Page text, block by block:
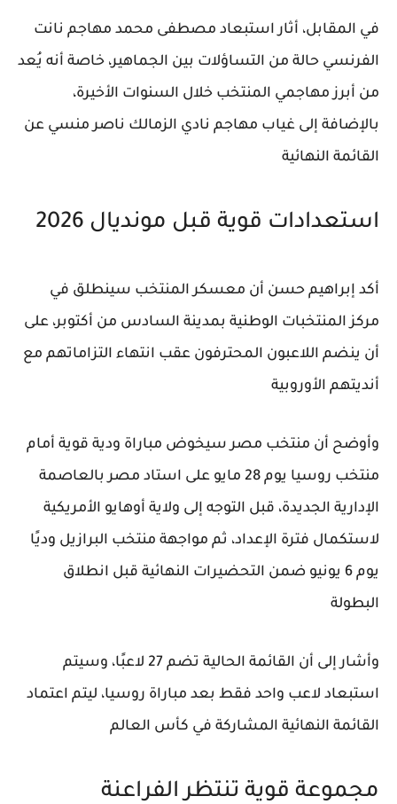
في المقابل، أثار استبعاد مصطفى محمد مهاجم نانت
الفرنسي حالة من التساؤلات بين الجماهير، خاصة أنه يُعد
من أبرز مهاجمي المنتخب خلال السنوات الأخيرة،
بالإضافة إلى غياب مهاجم نادي الزمالك ناصر منسي عن
القائمة النهائية
استعدادات قوية قبل مونديال 2026
أكد إبراهيم حسن أن معسكر المنتخب سينطلق في
مركز المنتخبات الوطنية بمدينة السادس من أكتوبر، على
أن ينضم اللاعبون المحترفون عقب انتهاء التزاماتهم مع
أنديتهم الأوروبية
وأوضح أن منتخب مصر سيخوض مباراة ودية قوية أمام
منتخب روسيا يوم 28 مايو على استاد مصر بالعاصمة
الإدارية الجديدة، قبل التوجه إلى ولاية أوهايو الأمريكية
لاستكمال فترة الإعداد، ثم مواجهة منتخب البرازيل وديًا
يوم 6 يونيو ضمن التحضيرات النهائية قبل انطلاق
البطولة
وأشار إلى أن القائمة الحالية تضم 27 لاعبًا، وسيتم
استبعاد لاعب واحد فقط بعد مباراة روسيا، ليتم اعتماد
القائمة النهائية المشاركة في كأس العالم
مجموعة قوية تنتظر الفراعنة